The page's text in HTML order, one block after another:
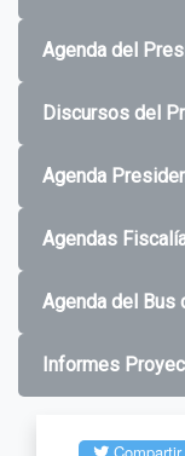
Agenda del
Discursos del
Agenda
Agendas
Agenda del Bus
Informes
Compartir